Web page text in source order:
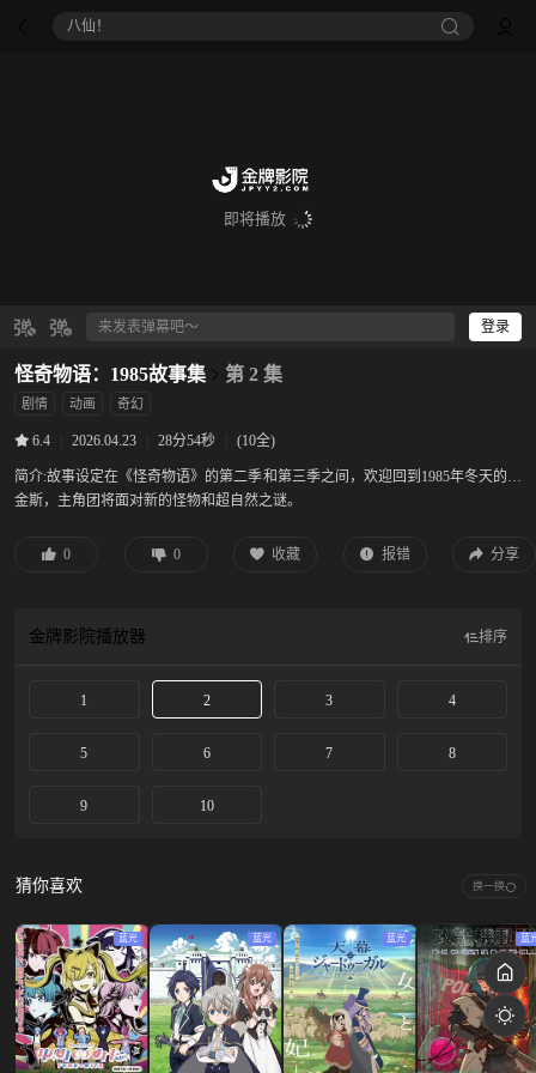
八仙！
即将播放
登录
怪奇物语：1985故事集 第 2 集
剧情 动画 奇幻
6.4 2026.04.23 28分54秒 (10全)
简介:故事设定在《怪奇物语》的第二季和第三季之间，欢迎回到1985年冬天的霍
金斯，主角团将面对新的怪物和超自然之谜。
0 0 收藏 报错 分享
金牌影院播放器 排序
1 2 3 4
5 6 7 8
9 10
猜你喜欢 换一换
蓝光 蓝光 蓝光 蓝